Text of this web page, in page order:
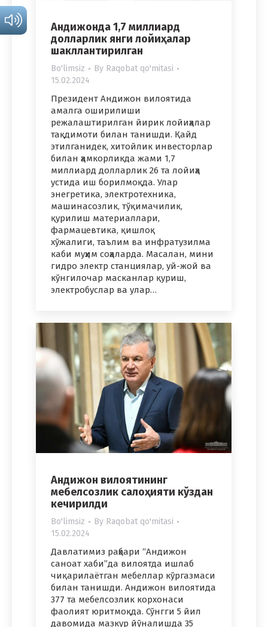
Андижонда 1,7 миллиард
долларлик янги лойиҳалар
шакллантирилган
Bo'limsiz By Raqobat qo'mitasi
15.02.2024
Президент Андижон вилоятида
амалга оширилиши
режалаштирилган йирик лойиҳалар
тақдимоти билан танишди. Қайд
этилганидек, хитойлик инвесторлар
билан ҳамкорликда жами 1,7
миллиард долларлик 26 та лойиҳа
устида иш борилмоқда. Улар
энегретика, электротехника,
машинасозлик, тўқимачилик,
қурилиш материаллари,
фармацевтика, қишлоқ
хўжалиги, таълим ва инфратузилма
каби муҳим соҳаларда. Масалан, мини
гидро электр станциялар, уй-жой ва
кўнгилочар масканлар қуриш,
электробуслар ва улар…
Андижон вилоятининг
мебелсозлик салоҳияти кўздан
кечирилди
Bo'limsiz By Raqobat qo'mitasi
15.02.2024
Давлатимиз раҳбари “Андижон
саноат хаби”да вилоятда ишлаб
чиқарилаётган мебеллар кўргазмаси
билан танишди. Андижон вилоятида
377 та мебелсозлик корхонаси
фаолият юритмоқда. Сўнгги 5 йил
давомида мазкур йўналишда 35